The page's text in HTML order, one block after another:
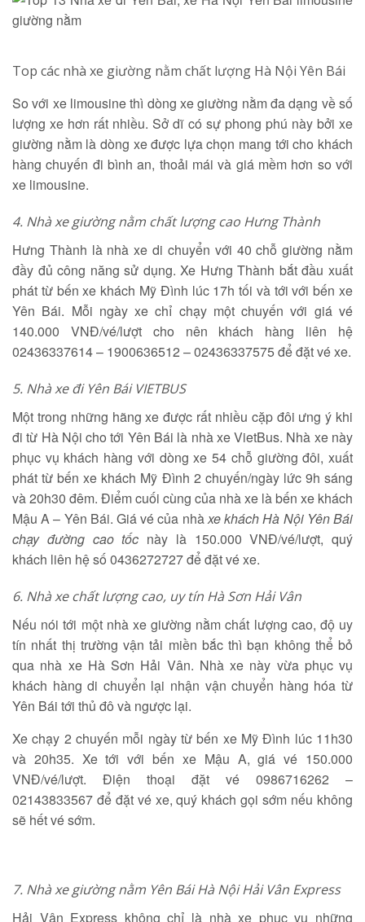
Top các nhà xe giường nằm chất lượng Hà Nội Yên Bái
So với xe limousine thì dòng xe giường nằm đa dạng về số
lượng xe hơn rất nhiều. Sở dĩ có sự phong phú này bởi xe
giường nằm là dòng xe được lựa chọn mang tới cho khách
hàng chuyến đi bình an, thoải mái và giá mềm hơn so với
xe limousine.
4. Nhà xe giường nằm chất lượng cao Hưng Thành
Hưng Thành là nhà xe di chuyển với 40 chỗ giường nằm
đầy đủ công năng sử dụng. Xe Hưng Thành bắt đầu xuất
phát từ bến xe khách Mỹ Đình lúc 17h tối và tới với bến xe
Yên Bái. Mỗi ngày xe chỉ chạy một chuyến với giá vé
140.000 VNĐ/vé/lượt cho nên khách hàng liên hệ
02436337614 – 1900636512 – 02436337575 để đặt vé xe.
5. Nhà xe đi Yên Bái VIETBUS
Một trong những hãng xe được rất nhiều cặp đôi ưng ý khi
đi từ Hà Nội cho tới Yên Bái là nhà xe VietBus. Nhà xe này
phục vụ khách hàng với dòng xe 54 chỗ giường đôi, xuất
phát từ bến xe khách Mỹ Đình 2 chuyến/ngày lức 9h sáng
và 20h30 đêm. Điểm cuối cùng của nhà xe là bến xe khách
Mậu A – Yên Bái. Giá vé của nhàxe khách Hà Nội Yên Bái
chạy đường cao tốc này là 150.000 VNĐ/vé/lượt, quý
khách liên hệ số 0436272727 để đặt vé xe.
6. Nhà xe chất lượng cao, uy tín Hà Sơn Hải Vân
Nếu nói tới một nhà xe giường nằm chất lượng cao, độ uy
tín nhất thị trường vận tải miền bắc thì bạn không thể bỏ
qua nhà xe Hà Sơn Hải Vân. Nhà xe này vừa phục vụ
khách hàng di chuyển lại nhận vận chuyển hàng hóa từ
Yên Bái tới thủ đô và ngược lại.
Xe chạy 2 chuyến mỗi ngày từ bến xe Mỹ Đình lúc 11h30
và 20h35. Xe tới với bến xe Mậu A, giá vé 150.000
VNĐ/vé/lượt. Điện thoại đặt vé 0986716262 –
02143833567 để đặt vé xe, quý khách gọi sớm nếu không
sẽ hết vé sớm.
7. Nhà xe giường nằm Yên Bái Hà Nội Hải Vân Express
Hải Vân Express không chỉ là nhà xe phục vụ những